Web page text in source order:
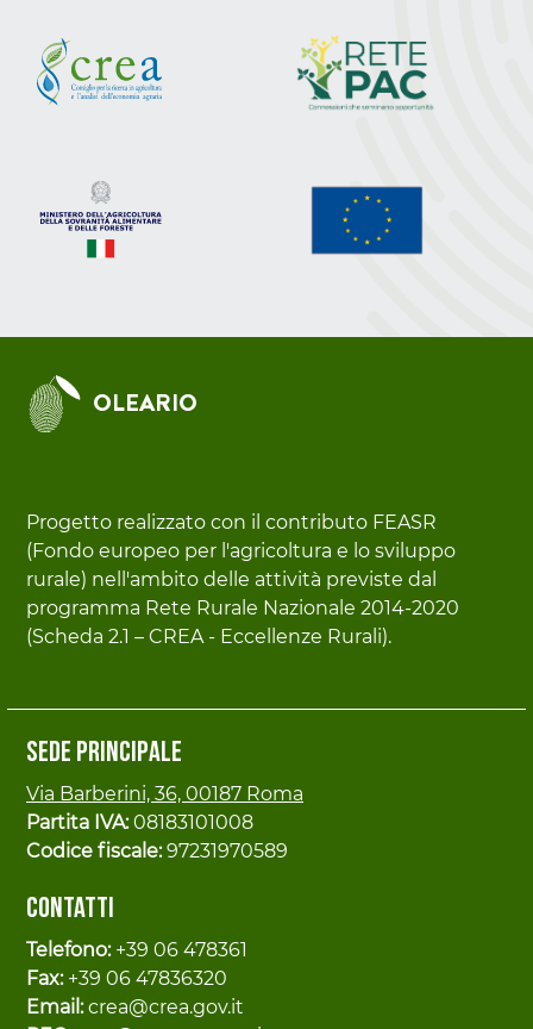
OLEARIO
Progetto realizzato con il contributo FEASR
(Fondo europeo per l'agricoltura e lo sviluppo
rurale) nell'ambito delle attività previste dal
programma Rete Rurale Nazionale 2014-2020
(Scheda 2.1 – CREA - Eccellenze Rurali).
Sede principale
Via Barberini, 36, 00187 Roma
Partita IVA:08183101008
Codice fiscale:97231970589
Contatti
Telefono: +39 06 478361
Fax: +39 06 47836320
Email:crea@crea.gov.it